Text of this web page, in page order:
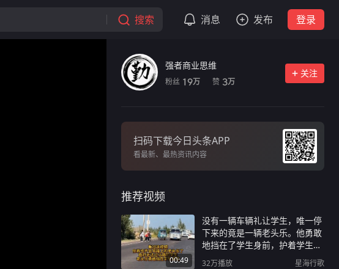
搜索 消息 发布 登录
强者商业思维
粉丝 19万 赞 3万
关注
扫码下载今日头条APP
看最新、最热资讯内容
推荐视频
00:49
没有一辆车辆礼让学生，唯一停
下来的竟是一辆老头乐。他勇敢
地挡在了学生身前，护着学生们
过了马路。
32万播放 星海行歌